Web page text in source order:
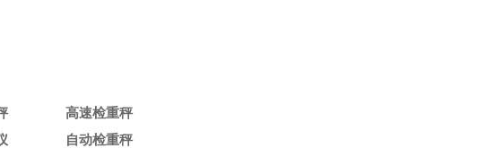
高速检重秤
自动检重秤